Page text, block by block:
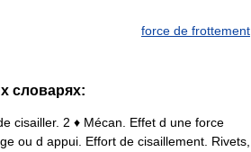
force de frottement
словарях:
cisailler. 2 ♦ Mécan. Effet d une force
ou d appui. Effort de cisaillement. Rivets,